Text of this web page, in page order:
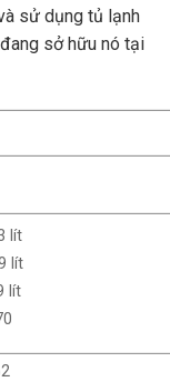
sử dụng tủ lạnh
sở hữu nó tại
lít
lít
lít